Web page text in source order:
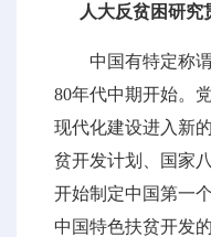
人大反贫困研
中国有特定称
80年代中期开始。
现代化建设进入新
贫开发计划、国家
开始制定中国第一
中国特色扶贫开发的